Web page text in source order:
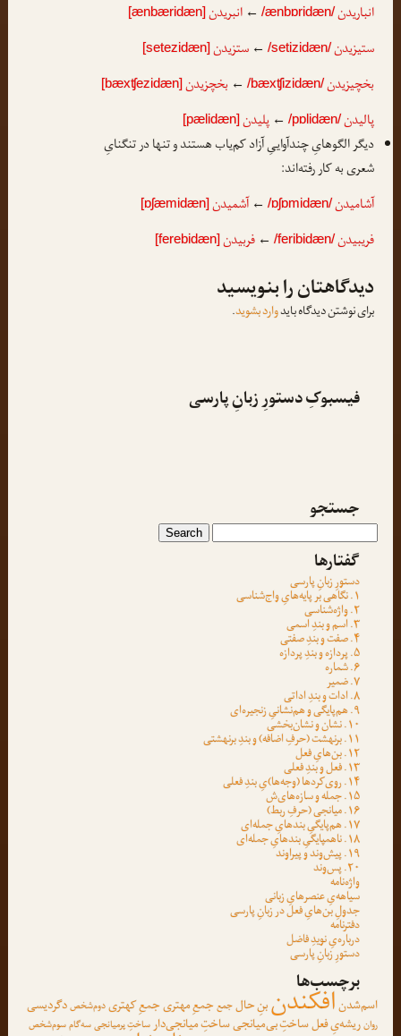
انباریدن/ænbɒridæn/
← انبریدن [ænbæridæn]
ستیزیدن/setizidæn/
← ستزیدن [setezidæn]
بخچیزیدن/bæxʧizidæn/
← بخچزیدن [bæxʧezidæn]
پالیدن/pɒlidæn/
← پلیدن [pælidæn]
دیگر الگوهایِ چندآواییِ آزاد کم‌یاب هستند و تنها در تنگنایِ
شعری به کار رفته‌اند:
آشامیدن/ɒʃɒmidæn/
← آشمیدن [ɒʃæmidæn]
فریبیدن/feribidæn/
← فربیدن [ferebidæn]
دیدگاهتان را بنویسید
برای نوشتن دیدگاه بایدوارد بشوید.
فیسبوکِ دستورِ زبانِ پارسی
جستجو
گفتارها
دستورِ زبانِ پارسی
۱. نگاهی بر پایه‌هایِ واج‌شناسی
۲. واژه‌شناسی
۳. اسم و بندِ اسمی
۴. صفت و بندِ صفتی
۵. پردازه و بندِ پردازه
۶. شماره
۷. ضمیر
۸. ادات و بندِ اداتی
۹. هم‌پایگی و هم‌نشانیِ زنجیره‌ای
۱۰. نشان و نشان‌بخشی
۱۱. برنهشت (حرفِ اضافه) و بندِ برنهشتی
۱۲. بن‌هایِ فعل
۱۳. فعل و بندِ فعلی
۱۴. روی‌کردها (وجه‌ها)یِ بندِ فعلی
۱۵. جمله و سازه‌های‌ش
۱۶. میانجی (حرفِ ربط)
۱۷. هم‌پایگیِ بندهایِ جمله‌ای
۱۸. ناهمپایگیِ بندهایِ جمله‌ای
۱۹. پیش‌وند و پیراوند
۲۰. پس‌وند
واژه‌نامه
سیاهه‌یِ عنصرهایِ زبانی
جدولِ بن‌هایِ فعل در زبانِ پارسی
دفترنامه
درباره‌یِ نویدِ فاضل
دستورِ زبانِ پارسی
برچسب‌ها
اسم‌شدنافکندنبنِ حالجمعجمعِ مهتریجمعِ کهتریدوم‌شخصدگردیسی
روانریشه‌یِ فعلساختِ بی‌میانجیساختِ میانجی‌دارساختِ پرمیانجیسه‌گامسوم‌شخص